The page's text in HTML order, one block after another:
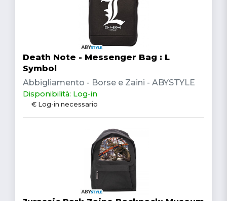
Death Note - Messenger Bag : L
Symbol
Abbigliamento - Borse e Zaini - ABYSTYLE
Disponibilità: Log-in
€ Log-in necessario